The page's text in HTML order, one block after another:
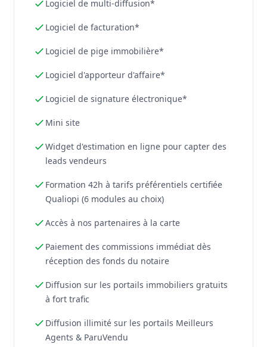
Logiciel de multi-diffusion*
Logiciel de facturation*
Logiciel de pige immobilière*
Logiciel d'apporteur d'affaire*
Logiciel de signature électronique*
Mini site
Widget d'estimation en ligne pour capter des
leads vendeurs
Formation 42h à tarifs préférentiels certifiée
Qualiopi (6 modules au choix)
Accès à nos partenaires à la carte
Paiement des commissions immédiat dès
réception des fonds du notaire
Diffusion sur les portails immobiliers gratuits
à fort trafic
Diffusion illimité sur les portails Meilleurs
Agents & ParuVendu